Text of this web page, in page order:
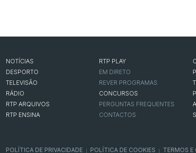
NOTÍCIAS
DESPORTO
TELEVISÃO
RÁDIO
RTP ARQUIVOS
RTP ENSINA
RTP PLAY
EM DIRETO
REVER PROGRAMAS
CONCURSOS
PERGUNTAS FREQUENTES
CONTACTOS
POLÍTICA DE PRIVACIDADE POLÍTICA DE COOKIES TERMOS E